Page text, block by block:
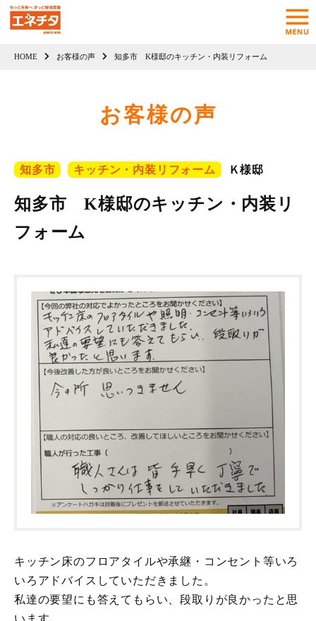
HOME お客様の声 知多市 K様邸のキッチン・内装リフォーム
お客様の声
知多市 キッチン・内装リフォーム Ｋ様邸
知多市 K様邸のキッチン・内装リ
フォーム
キッチン床のフロアタイルや承継・コンセント等いろ
いろアドバイスしていただきました。
私達の要望にも答えてもらい、段取りが良かったと思
います。